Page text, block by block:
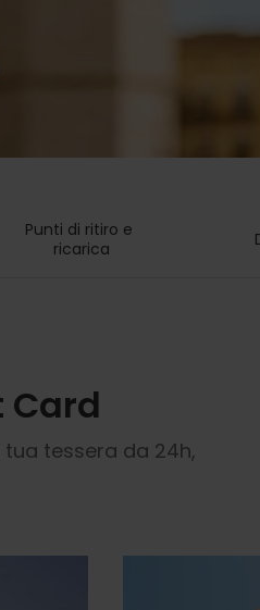
Punti di ritiro e
ricarica
Card
tua tessera da 24h,